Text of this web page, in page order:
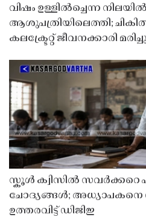
വിഷം ഉള്ളിൽച്ചെന്ന
ആശുപത്രിയിലെത്തി;
കലക്ട്രേറ്റ് ജീവനക്കാരി
സ്കൂൾ ക്വിസിൽ സവർക്കറെ
ചോദ്യങ്ങൾ; അധ്യാപകനെ
ഉത്തരവിട്ട് ഡിജിഇ